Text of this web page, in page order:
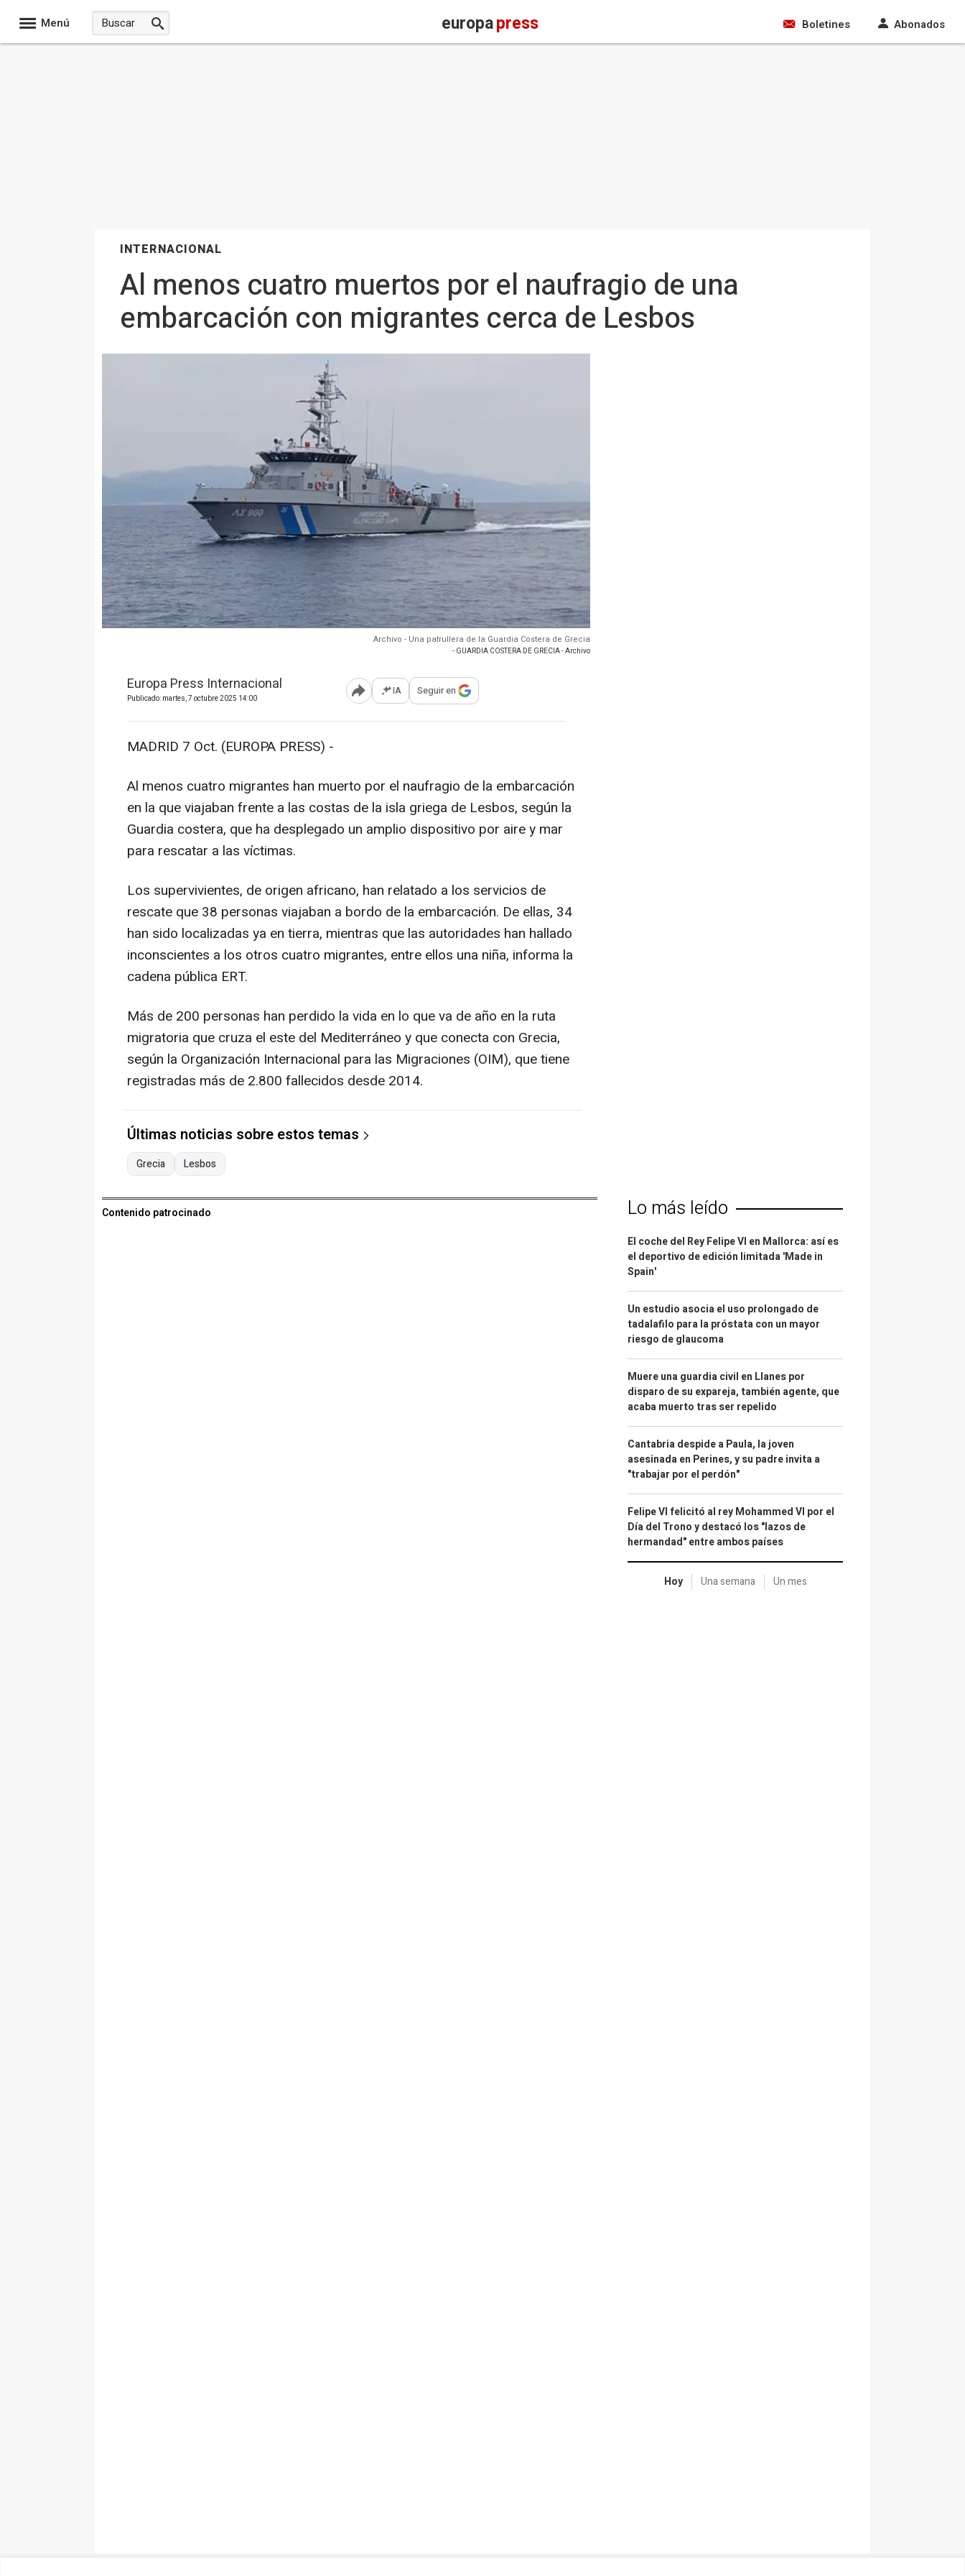
Menú europapress Boletines Abonados
INTERNACIONAL
Al menos cuatro muertos por el naufragio de una
embarcación con migrantes cerca de Lesbos
Archivo - Una patrullera de la Guardia Costera de Grecia
- GUARDIA COSTERA DE GRECIA - Archivo
Europa Press Internacional
Publicado: martes, 7 octubre 2025 14:00 Abrir opciones para compartir
IA Seguir en
MADRID 7 Oct. (EUROPA PRESS) -
Al menos cuatro migrantes han muerto por el naufragio de la embarcación
en la que viajaban frente a las costas de la isla griega de Lesbos, según la
Guardia costera, que ha desplegado un amplio dispositivo por aire y mar
para rescatar a las víctimas.
Los supervivientes, de origen africano, han relatado a los servicios de
rescate que 38 personas viajaban a bordo de la embarcación. De ellas, 34
han sido localizadas ya en tierra, mientras que las autoridades han hallado
inconscientes a los otros cuatro migrantes, entre ellos una niña, informa la
cadena pública ERT.
Más de 200 personas han perdido la vida en lo que va de año en la ruta
migratoria que cruza el este del Mediterráneo y que conecta con Grecia,
según la Organización Internacional para las Migraciones (OIM), que tiene
registradas más de 2.800 fallecidos desde 2014.
Últimas noticias sobre estos temas
Grecia Lesbos
Contenido patrocinado Lo más leído
El coche del Rey Felipe VI en Mallorca: así es
el deportivo de edición limitada 'Made in
Spain'
Un estudio asocia el uso prolongado de
tadalafilo para la próstata con un mayor
riesgo de glaucoma
Muere una guardia civil en Llanes por
disparo de su expareja, también agente, que
acaba muerto tras ser repelido
Cantabria despide a Paula, la joven
asesinada en Perines, y su padre invita a
"trabajar por el perdón"
Felipe VI felicitó al rey Mohammed VI por el
Día del Trono y destacó los "lazos de
hermandad" entre ambos países
Hoy Una semana Un mes